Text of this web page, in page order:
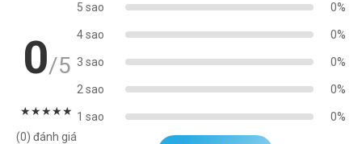
0/5
★★★★★
(0) đánh giá
5 sao 0%
4 sao 0%
3 sao 0%
2 sao 0%
1 sao 0%